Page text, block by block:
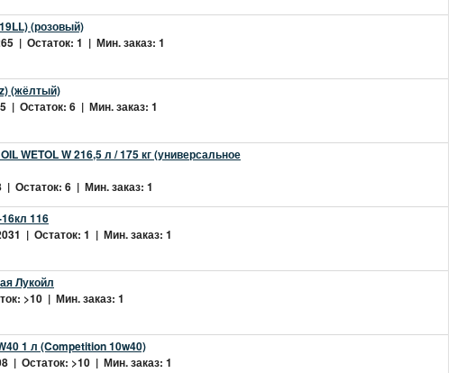
(розовый)
| Остаток: 1 | Мин. заказ: 1
(жёлтый)
| Остаток: 6 | Мин. заказ: 1
WETOL W 216,5 л / 175 кг (универсальное
Остаток: 6 | Мин. заказ: 1
116
| Остаток: 1 | Мин. заказ: 1
Лукойл
>10 | Мин. заказ: 1
1 л (Competition 10w40)
| Остаток: >10 | Мин. заказ: 1